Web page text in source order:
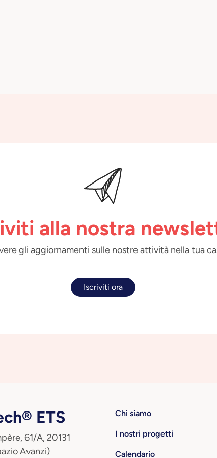
alla nostra
gli aggiornamenti sulle nostre attività nella tua
Iscriviti ora
ETS
61/A, 20131
Avanzi)
Chi siamo
I nostri progetti
Calendario